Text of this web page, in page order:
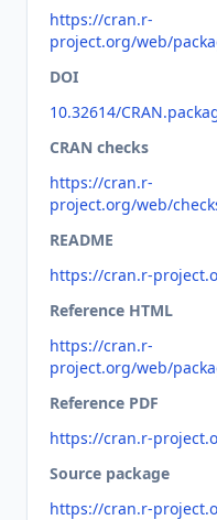
https://cran.r-
project.org/web/
DOI
10.32614/
CRAN checks
https://cran.r-
project.org/web/
README
https://cran.r-
Reference HTML
https://cran.r-
project.org/web/
Reference PDF
https://cran.r-
Source package
https://cran.r-